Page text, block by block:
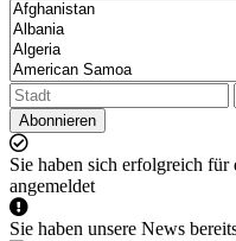
Abonnieren
Sie haben sich erfolgreich für
angemeldet
Sie haben unsere News